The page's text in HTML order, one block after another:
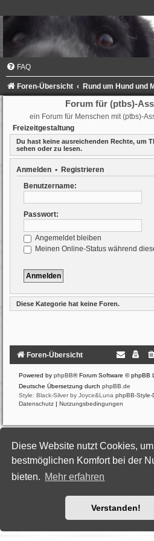
Diese Website nutzt Cookies,
bestmöglichen Komfort bei der
bieten. Mehr erfahren
Verstanden!
FAQ
Foren-Übersicht Rund um Hund und
Forum für (ptbs)-
ein Forum für Menschen mit (ptbs)-
Freizeitgestaltung
Du hast keine ausreichenden Rechte, um
sehen oder zu lesen.
Anmelden • Registrieren
Benutzername:
Passwort:
Angemeldet bleiben
Meinen Online-Status während
Diese Kategorie hat keine Foren.
Foren-Übersicht
Powered by phpBB® Forum Software © phpBB
Deutsche Übersetzung durch phpBB.de
Style: Black-Silver by Joyce&Luna phpBB-Style-
Datenschutz | Nutzungsbedingungen